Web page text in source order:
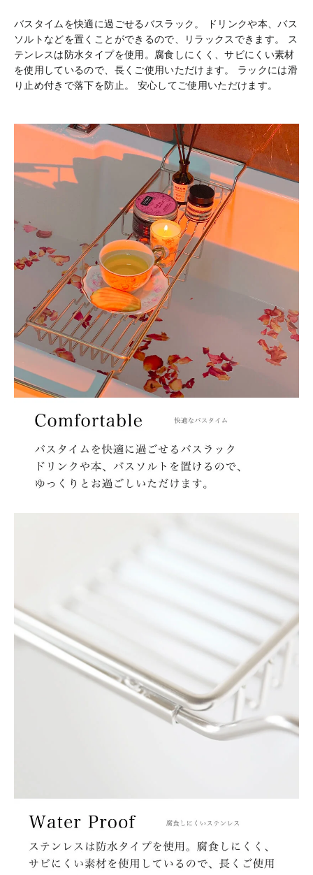
バスタイムを快適に過ごせるバスラック。 ドリンクや本、バス
ソルトなどを置くことができるので、リラックスできます。 ス
テンレスは防水タイプを使用。腐食しにくく、サビにくい素材
を使用しているので、長くご使用いただけます。 ラックには滑
り止め付きで落下を防止。 安心してご使用いただけます。